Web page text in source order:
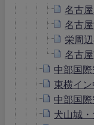
名古
名古
栄周
名古
中部国
東横イ
中部国
犬山城